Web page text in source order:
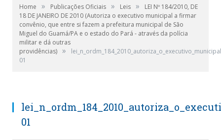
Home » Publicações Oficiais » Leis »
LEI Nº 184/2010, DE
18 DE JANEIRO DE 2010 (Autoriza o executivo municipal a firmar
convênio, que entre si fazem a prefeitura municipal de São
Miguel do Guamá/PA e o estado do Pará - através da polícia
militar e dá outras
providências) »
01
01